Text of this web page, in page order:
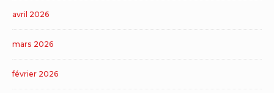
avril 2026
mars 2026
février 2026